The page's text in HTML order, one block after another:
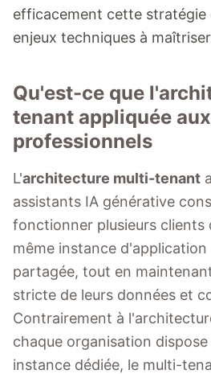
efficacement cette stratégie
enjeux techniques à
Qu'est-ce que
tenant appliquée
professionnels
L'architecture multi-tenant
assistants IA générative
fonctionner plusieurs clients
même instance
partagée, tout en
stricte de leurs données et
Contrairement à
chaque organisation
instance dédiée, le multi-